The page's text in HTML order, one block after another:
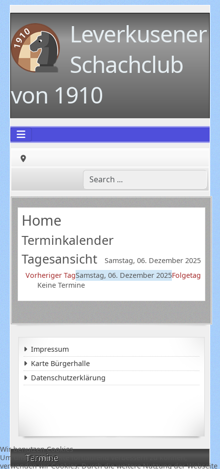
Leverkusener
Schachclub
von 1910
Termine
Home
Terminkalender
Tagesansicht
Samstag, 06. Dezember 2025
Vorheriger TagSamstag, 06. Dezember 2025Folgetag
Keine Termine
Impressum
Karte Bürgerhalle
Datenschutzerklärung
Wir benutzen Cookies
Um unsere Webseite fortlaufend verbessern zu können,
verwenden wir Cookies. Durch die weitere Nutzung der Webseite